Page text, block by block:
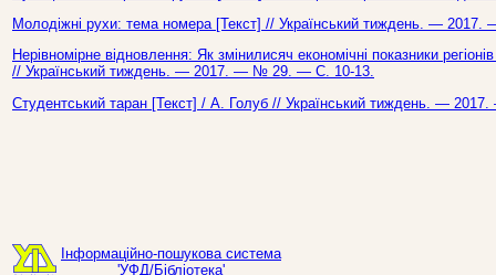
Молодіжні рухи: тема номера [Текст] // Український тиждень. —
Нерівномірне відновлення: Як змінилисяч економічні показники
// Український тиждень. — 2017. — № 29. — С. 10-13.
Студентський таран [Текст] / А. Голуб // Український тиждень. —
Інформаційно-пошукова система
'УФД/Бібліотека'